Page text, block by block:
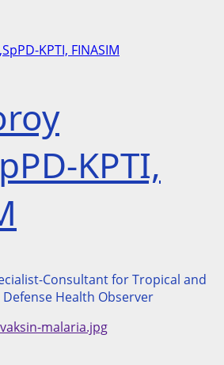
KPTI,
Consultant for Tropical and
Health Observer